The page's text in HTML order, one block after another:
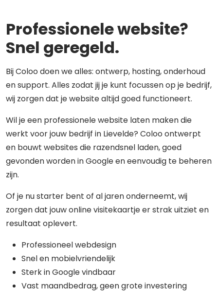
Professionele website?
Snel geregeld.
Bij Coloo doen we alles: ontwerp, hosting, onderhoud
en support. Alles zodat jij je kunt focussen op je bedrijf,
wij zorgen dat je website altijd goed functioneert.
Wil je een professionele website laten maken die
werkt voor jouw bedrijf in Lievelde? Coloo ontwerpt
en bouwt websites die razendsnel laden, goed
gevonden worden in Google en eenvoudig te beheren
zijn.
Of je nu starter bent of al jaren onderneemt, wij
zorgen dat jouw online visitekaartje er strak uitziet en
resultaat oplevert.
Professioneel webdesign
Snel en mobielvriendelijk
Sterk in Google vindbaar
Vast maandbedrag, geen grote investering